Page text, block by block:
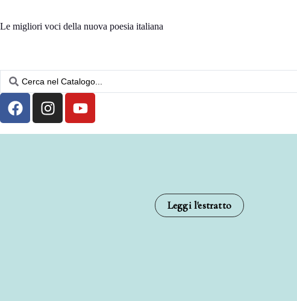
Le migliori voci della nuova poesia italiana
Leggi l'estratto